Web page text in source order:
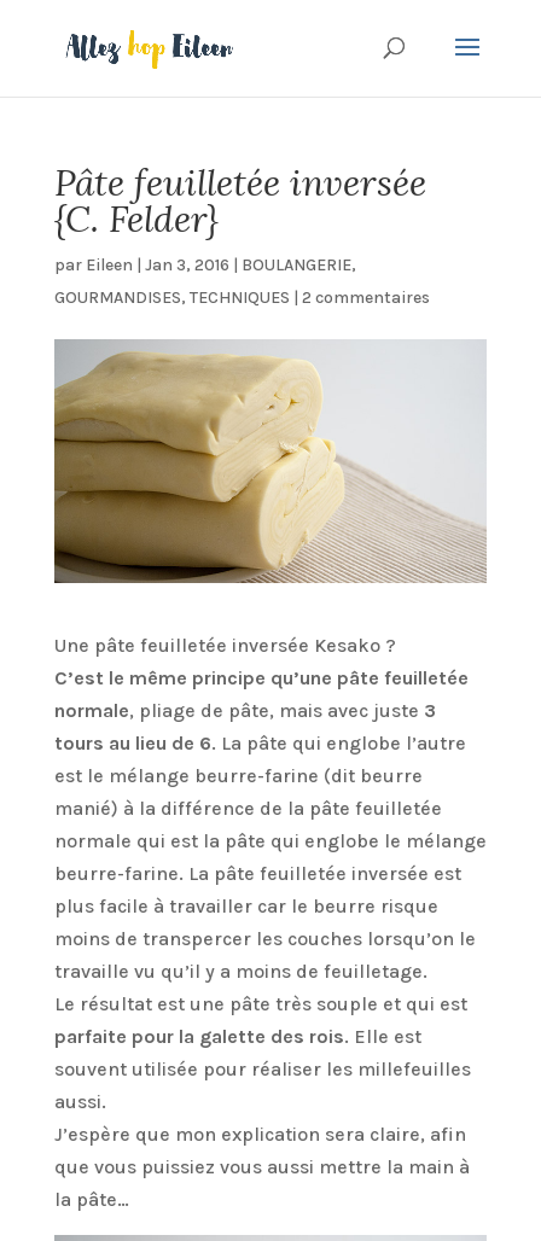
Pâte feuilletée inversée
{C. Felder}
par Eileen | Jan 3, 2016 | BOULANGERIE,
GOURMANDISES, TECHNIQUES | 2 commentaires
Une pâte feuilletée inversée Kesako ?
C’est le même principe qu’une pâte feuilletée
normale, pliage de pâte, mais avec juste 3
tours au lieu de 6. La pâte qui englobe l’autre
est le mélange beurre-farine (dit beurre
manié) à la différence de la pâte feuilletée
normale qui est la pâte qui englobe le mélange
beurre-farine. La pâte feuilletée inversée est
plus facile à travailler car le beurre risque
moins de transpercer les couches lorsqu’on le
travaille vu qu’il y a moins de feuilletage.
Le résultat est une pâte très souple et qui est
parfaite pour la galette des rois. Elle est
souvent utilisée pour réaliser les millefeuilles
aussi.
J’espère que mon explication sera claire, afin
que vous puissiez vous aussi mettre la main à
la pâte…